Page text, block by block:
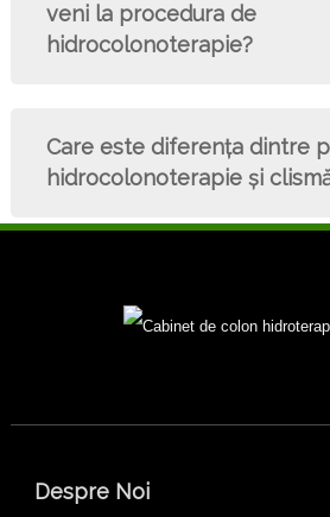
veni la procedura de
hidrocolonoterapie?
Care este diferenţa dintre
hidrocolonoterapie şi
Despre Noi